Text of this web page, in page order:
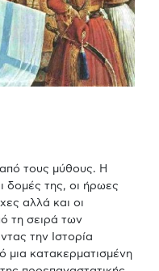
τους μύθους. Η
δομές της, οι ήρωες
αλλά και οι
τη σειρά των
την Ιστορία
μια κατακερματισμένη